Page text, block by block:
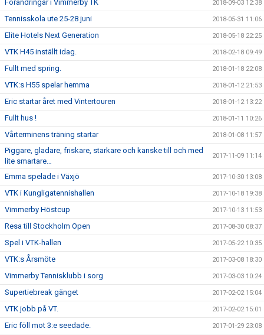
Förändringar i Vimmerby TK 2018-09-03 12:38
Tennisskola ute 25-28 juni 2018-05-31 11:06
Elite Hotels Next Generation 2018-05-18 22:25
VTK H45 inställt idag. 2018-02-18 09:49
Fullt med spring. 2018-01-18 22:08
VTK:s H55 spelar hemma 2018-01-12 21:53
Eric startar året med Vintertouren 2018-01-12 13:22
Fullt hus ! 2018-01-11 10:26
Vårterminens träning startar 2018-01-08 11:57
Piggare, gladare, friskare, starkare och kanske till och med
lite smartare…
2017-11-09 11:14
Emma spelade i Växjö 2017-10-30 13:08
VTK i Kungligatennishallen 2017-10-18 19:38
Vimmerby Höstcup 2017-10-13 11:53
Resa till Stockholm Open 2017-08-30 08:37
Spel i VTK-hallen 2017-05-22 10:35
VTK:s Årsmöte 2017-03-08 18:30
Vimmerby Tennisklubb i sorg 2017-03-03 10:24
Supertiebreak gänget 2017-02-02 15:04
VTK jobb på VT. 2017-02-02 15:01
Eric föll mot 3:e seedade. 2017-01-29 23:08